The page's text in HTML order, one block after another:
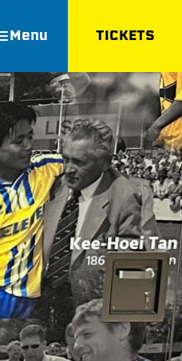
Menu TICKETS